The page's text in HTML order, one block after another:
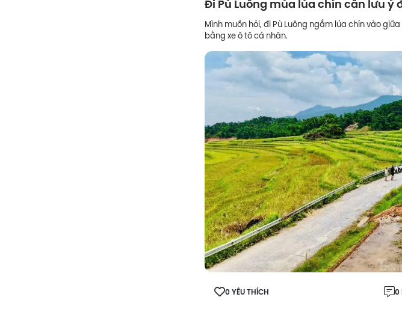
Đi Pù Luông mùa lúa chín cần lưu ý
Mình muốn hỏi, đi Pù Luông ngắm lúa chín vào
bằng xe ô tô cá nhân.
0 YÊU THÍCH 0